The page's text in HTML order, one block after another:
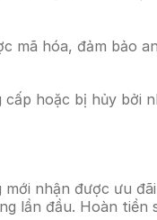
mã hóa, đảm bảo
hoặc bị hủy bởi
nhận được ưu đãi
lần đầu. Hoàn